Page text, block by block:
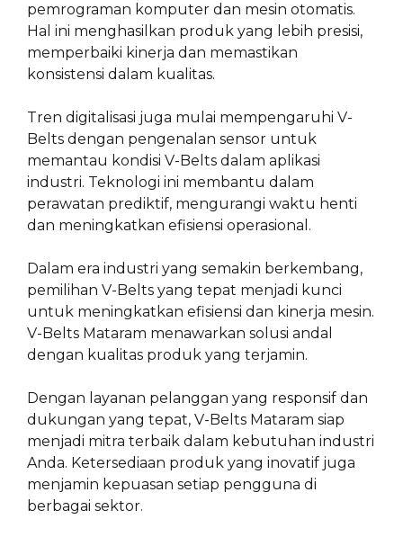
pemrograman komputer dan mesin otomatis.
Hal ini menghasilkan produk yang lebih presisi,
memperbaiki kinerja dan memastikan
konsistensi dalam kualitas.
Tren digitalisasi juga mulai mempengaruhi V-
Belts dengan pengenalan sensor untuk
memantau kondisi V-Belts dalam aplikasi
industri. Teknologi ini membantu dalam
perawatan prediktif, mengurangi waktu henti
dan meningkatkan efisiensi operasional.
Dalam era industri yang semakin berkembang,
pemilihan V-Belts yang tepat menjadi kunci
untuk meningkatkan efisiensi dan kinerja mesin.
V-Belts Mataram menawarkan solusi andal
dengan kualitas produk yang terjamin.
Dengan layanan pelanggan yang responsif dan
dukungan yang tepat, V-Belts Mataram siap
menjadi mitra terbaik dalam kebutuhan industri
Anda. Ketersediaan produk yang inovatif juga
menjamin kepuasan setiap pengguna di
berbagai sektor.